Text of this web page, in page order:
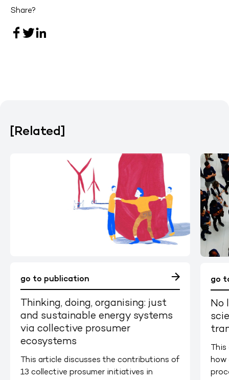
Share?
[Related]
go to publication
Thinking, doing, organising: just
and sustainable energy systems
via collective prosumer
ecosystems
This article discusses the contributions of
13 collective prosumer initiatives in
go
No
how